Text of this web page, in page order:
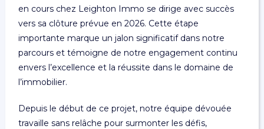
en cours chez Leighton Immo se dirige avec succès
vers sa clôture prévue en 2026. Cette étape
importante marque un jalon significatif dans notre
parcours et témoigne de notre engagement continu
envers l’excellence et la réussite dans le domaine de
l’immobilier.
Depuis le début de ce projet, notre équipe dévouée
travaille sans relâche pour surmonter les défis,